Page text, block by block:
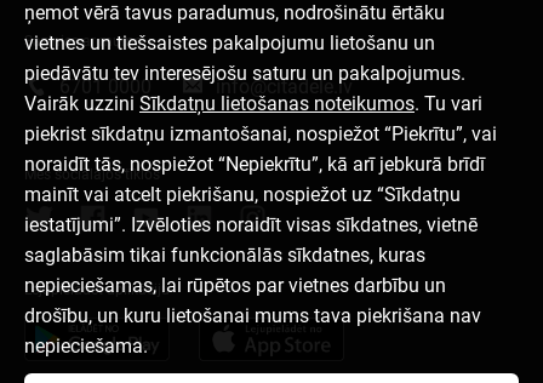
ņemot vērā tavus paradumus, nodrošinātu ērtāku
vietnes un tiešsaistes pakalpojumu lietošanu un
piedāvātu tev interesējošu saturu un pakalpojumus.
Vairāk uzzini Sīkdatņu lietošanas noteikumos. Tu vari
piekrist sīkdatņu izmantošanai, nospiežot “Piekrītu”, vai
noraidīt tās, nospiežot “Nepiekrītu”, kā arī jebkurā brīdī
mainīt vai atcelt piekrišanu, nospiežot uz “Sīkdatņu
iestatījumi”. Izvēloties noraidīt visas sīkdatnes, vietnē
saglabāsim tikai funkcionālās sīkdatnes, kuras
nepieciešamas, lai rūpētos par vietnes darbību un
drošību, un kuru lietošanai mums tava piekrišana nav
nepieciešama.
Sazinies ar mums
6701 0000 info@citadele.lv
Mēs sociālajos tīklos
Lejupielādēt aplikāciju